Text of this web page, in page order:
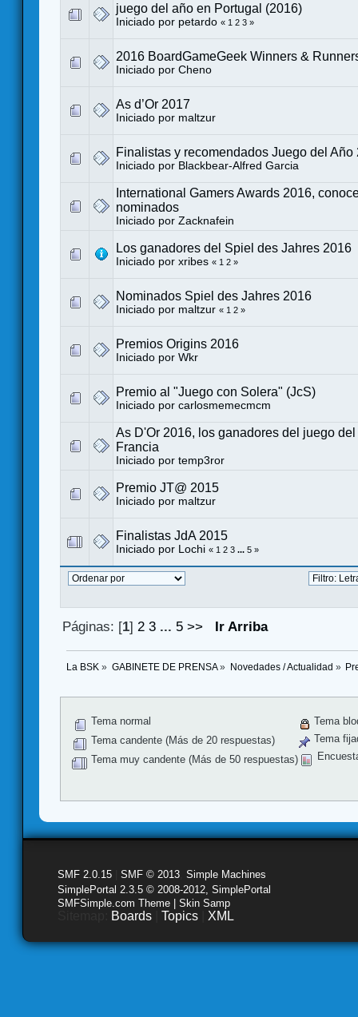
juego del año en Portugal (2016)
Iniciado por petardo « 1 2 3 »
2016 BoardGameGeek Winners &
Iniciado por Cheno
As d’Or 2017
Iniciado por maltzur
Finalistas y recomendados Juego del Año
Iniciado por Blackbear-Alfred Garcia
International Gamers Awards 2016,
nominados
Iniciado por Zacknafein
Los ganadores del Spiel des Jahres 2016
Iniciado por xribes « 1 2 »
Nominados Spiel des Jahres 2016
Iniciado por maltzur « 1 2 »
Premios Origins 2016
Iniciado por Wkr
Premio al "Juego con Solera" (JcS)
Iniciado por carlosmemecmcm
As D'Or 2016, los ganadores del juego
Francia
Iniciado por temp3ror
Premio JT@ 2015
Iniciado por maltzur
Finalistas JdA 2015
Iniciado por Lochi « 1 2 3 ... 5 »
Páginas: [1] 2 3 ... 5 >> Ir Arriba
La BSK » GABINETE DE PRENSA» Novedades / Actualidad »
Tema normal
Tema candente (Más de 20 respuestas)
Tema muy candente (Más de 50 respuestas)
Tema
Tema
SMF 2.0.15 SMF © 2013 Simple Machines
SimplePortal 2.3.5 © 2008-2012, SimplePortal
SMFSimple.com Theme | Skin Samp
Boards Topics XML